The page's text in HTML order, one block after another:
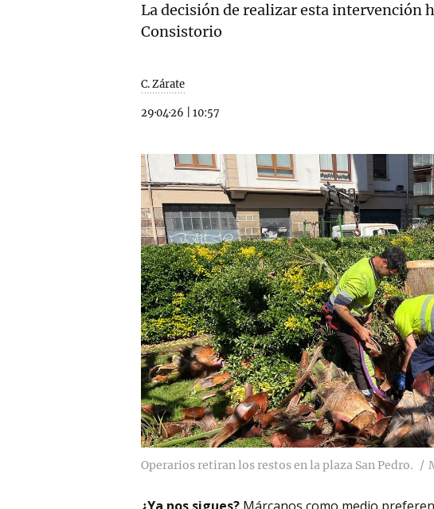
La decisión de realizar esta intervención
Consistorio
C. Zárate
29·04·26 10:57
Operarios retiran los restos en la plaza San Pedro.